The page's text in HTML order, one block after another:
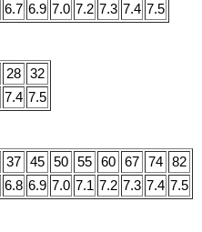
6.7 6.9 7.0 7.2 7.3 7.4 7.5
28
32
7.4 7.5
37 45 50 55 60 67 74
82
6.8 6.9 7.0 7.1 7.2 7.3 7.4 7.5